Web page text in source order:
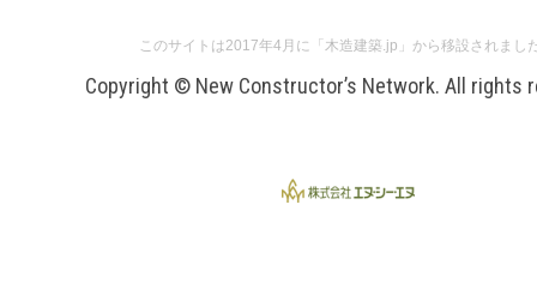
このサイトは2017年4月に「木造建築.jp」から移設されまし
Copyright © New Constructor’s Network. All rights